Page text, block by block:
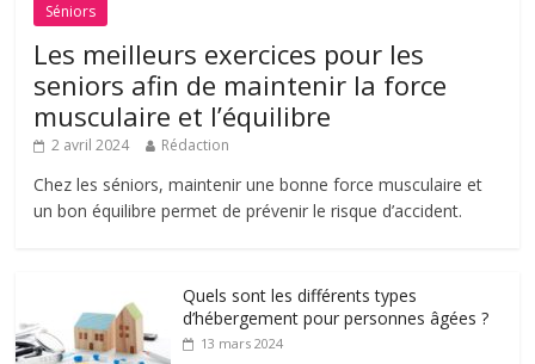
Séniors
Les meilleurs exercices pour les
seniors afin de maintenir la force
musculaire et l’équilibre
2 avril 2024 Rédaction
Chez les séniors, maintenir une bonne force musculaire et
un bon équilibre permet de prévenir le risque d’accident.
Quels sont les différents types
d’hébergement pour personnes âgées ?
13 mars 2024